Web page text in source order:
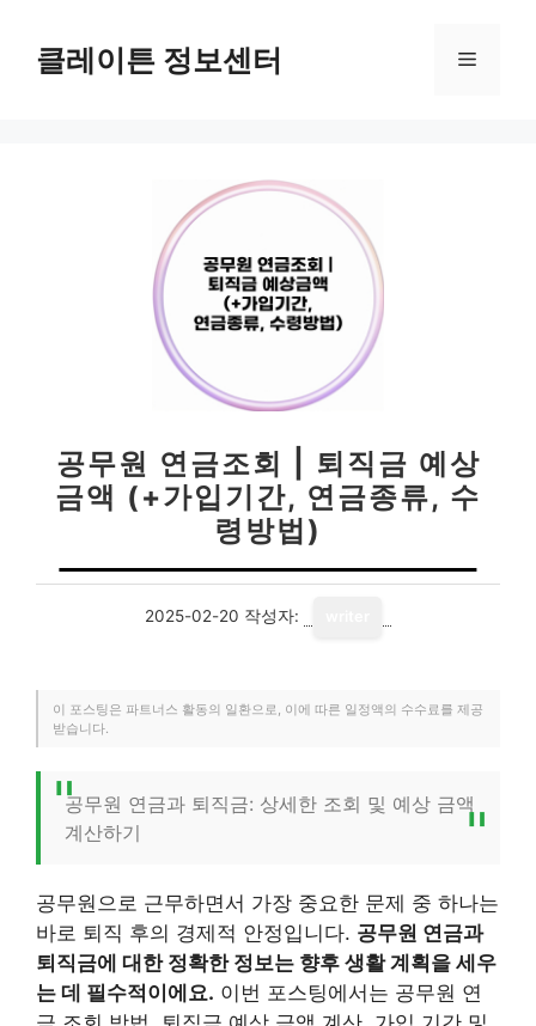
클레이튼 정보센터 메
공무원 연금조회 | 퇴직금 예상
금액 (+가입기간, 연금종류, 수
령방법)
2025-02-20 작성자:
이 포스팅은 파트너스 활동의 일환으로, 이에 따른 일정액의 수수료를 제공
받습니다.
공무원 연금과 퇴직금: 상세한 조회 및 예상 금액
계산하기
공무원으로 근무하면서 가장 중요한 문제 중 하나는
바로 퇴직 후의 경제적 안정입니다. 공무원 연금과
퇴직금에 대한 정확한 정보는 향후 생활 계획을 세우
는 데 필수적이에요. 이번 포스팅에서는 공무원 연